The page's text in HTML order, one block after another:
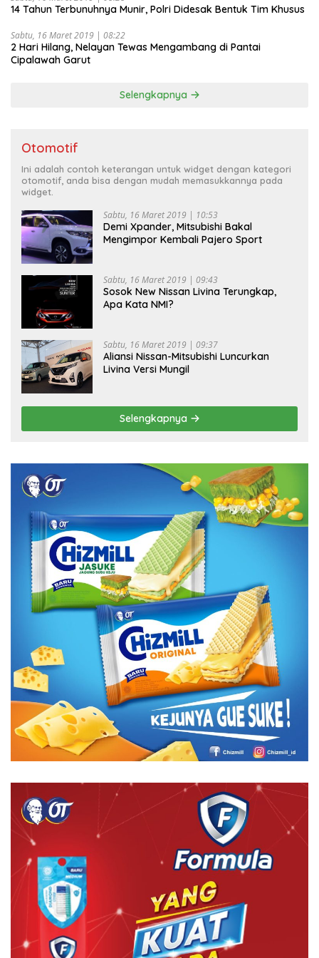
14 Tahun Terbunuhnya Munir, Polri Didesak Bentuk Tim Khusus
Sabtu, 16 Maret 2019 | 08:22
2 Hari Hilang, Nelayan Tewas Mengambang di Pantai
Cipalawah Garut
Selengkapnya
Otomotif
Ini adalah contoh keterangan untuk widget dengan kategori
otomotif, anda bisa dengan mudah memasukkannya pada
widget.
Sabtu, 16 Maret 2019 | 10:53
Demi Xpander, Mitsubishi Bakal
Mengimpor Kembali Pajero Sport
Sabtu, 16 Maret 2019 | 09:43
Sosok New Nissan Livina Terungkap,
Apa Kata NMI?
Sabtu, 16 Maret 2019 | 09:37
Aliansi Nissan-Mitsubishi Luncurkan
Livina Versi Mungil
Selengkapnya